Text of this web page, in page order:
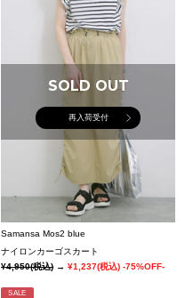
SOLD OUT
再入荷受付
Samansa Mos2 blue
ナイロンカーゴスカート
¥4,950(税込)→¥1,237(税込) -75%OFF-
SALE